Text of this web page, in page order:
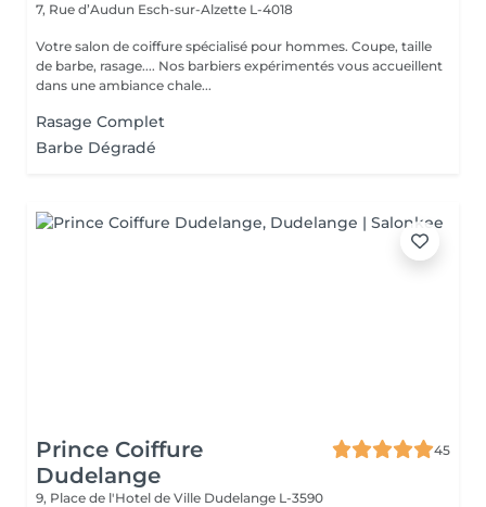
7, Rue d’Audun Esch-sur-Alzette L-4018
Votre salon de coiffure spécialisé pour hommes. Coupe, taille
de barbe, rasage.... Nos barbiers expérimentés vous accueillent
dans une ambiance chale...
Rasage Complet
Barbe Dégradé
Prince Coiffure
Dudelange
45
9, Place de l'Hotel de Ville Dudelange L-3590